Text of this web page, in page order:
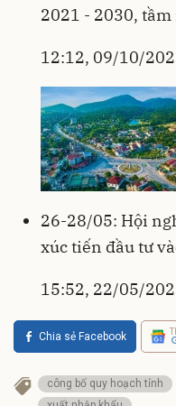
2021 - 2030,
12:12, 09/10/
26-28/05: Hội
xúc tiến đầu tư
15:52, 22/05/
Chia sẻ Facebook
công bố quy hoạch tỉnh